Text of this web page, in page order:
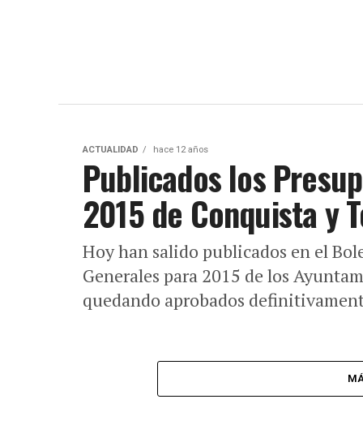
ACTUALIDAD hace 12 años
Publicados los
2015 de Conquista y
Hoy han salido publicados en el
Generales para 2015 de los
quedando aprobados